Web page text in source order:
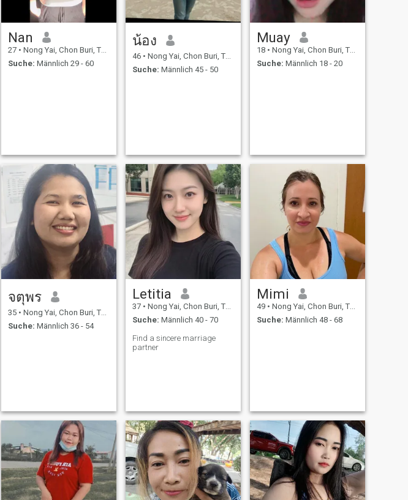
Nan
27 • Nong Yai, Chon Buri, Thailand
Suche: Männlich 29 - 60
น้อง
46 • Nong Yai, Chon Buri, Thailand
Suche: Männlich 45 - 50
Muay
18 • Nong Yai, Chon Buri, Thailand
Suche: Männlich 18 - 20
จตุพร
35 • Nong Yai, Chon Buri, Thailand
Suche: Männlich 36 - 54
Letitia
37 • Nong Yai, Chon Buri, Thailand
Suche: Männlich 40 - 70
Find a sincere marriage
partner
Mimi
49 • Nong Yai, Chon Buri, Thailand
Suche: Männlich 48 - 68